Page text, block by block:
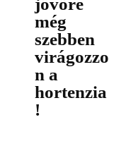
még
szebben
virágozzo
n a
hortenzia
!